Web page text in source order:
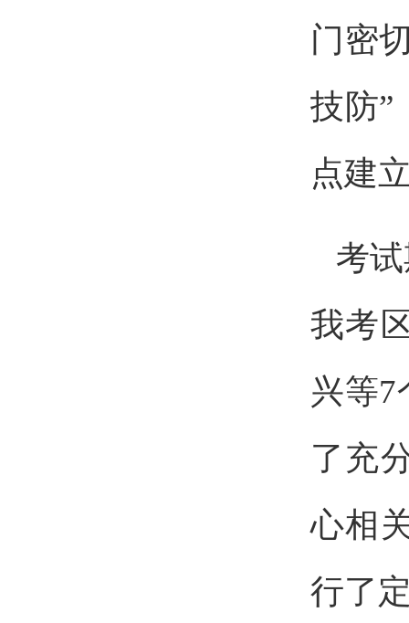
门密
技防”
点建
考
我考
兴等7
了充
心相
行了